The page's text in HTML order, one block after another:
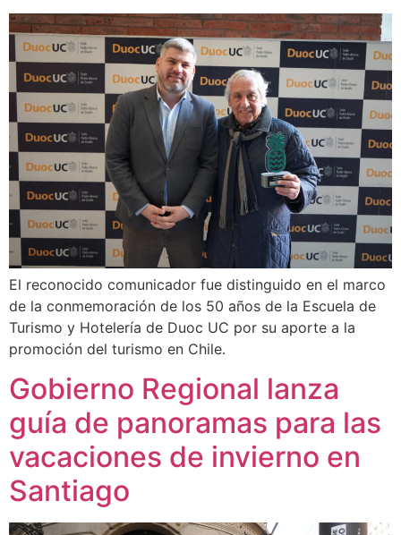
El reconocido comunicador fue distinguido en el marco
de la conmemoración de los 50 años de la Escuela de
Turismo y Hotelería de Duoc UC por su aporte a la
promoción del turismo en Chile.
Gobierno Regional lanza
guía de panoramas para las
vacaciones de invierno en
Santiago